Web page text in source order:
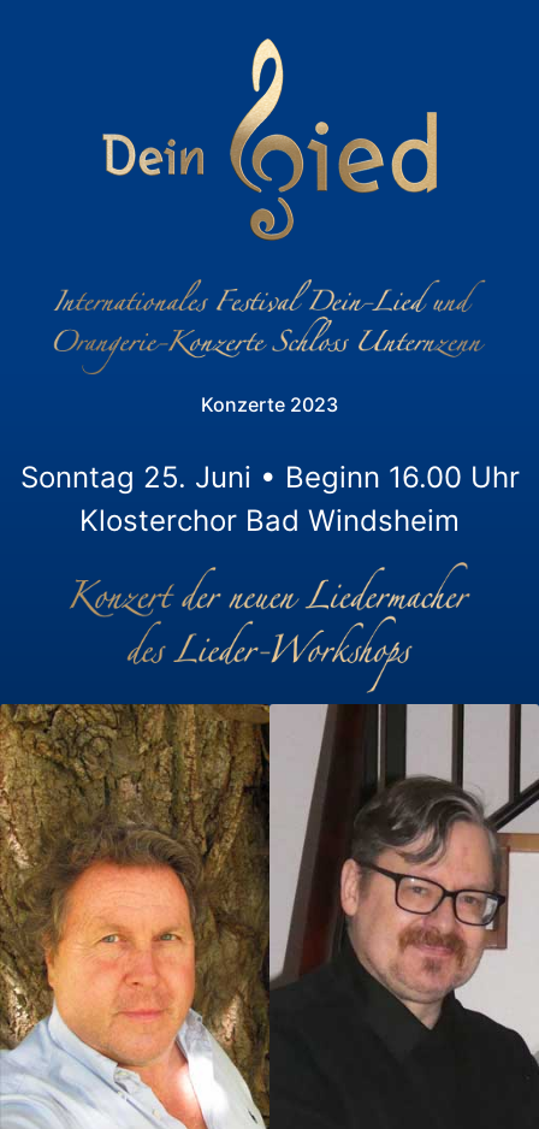
Konzerte 2023
Sonntag 25. Juni • Beginn 16.00 Uhr
Klosterchor Bad Windsheim